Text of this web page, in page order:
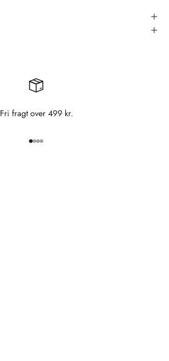
Fri fragt over 499 kr.
Gå til element 1
Gå til element 2
Gå til element 3
Gå til element 4